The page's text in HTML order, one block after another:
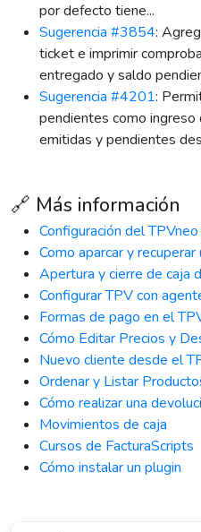
por defecto tiene...
Sugerencia #3854:
ticket e imprimir
entregado y saldo
Sugerencia #4201:
pendientes como ingreso
emitidas y pendientes
🔗 Más información
Configuración del
Como aparcar y
Apertura y cierre de caja
Configurar TPV con
Formas de pago en el
Cómo Editar Precios y
Nuevo cliente desde el
Ordenar y Listar
Cómo realizar una
Movimientos de caja
Cursos de FacturaScripts
Cómo instalar un plugin